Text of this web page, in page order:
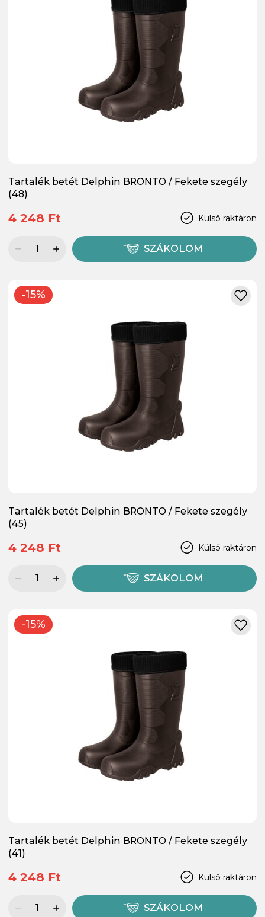
Tartalék betét Delphin BRONTO / Fekete szegély
(48)
Külső raktáron
4 248 Ft
SZÁKOLOM
-15%
Tartalék betét Delphin BRONTO / Fekete szegély
(45)
Külső raktáron
4 248 Ft
SZÁKOLOM
-15%
Tartalék betét Delphin BRONTO / Fekete szegély
(41)
Külső raktáron
4 248 Ft
SZÁKOLOM